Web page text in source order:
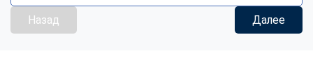
Назад Далее